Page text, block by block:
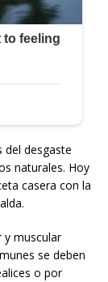
del desgaste
naturales. Hoy
casera con la
y muscular
se deben
o por